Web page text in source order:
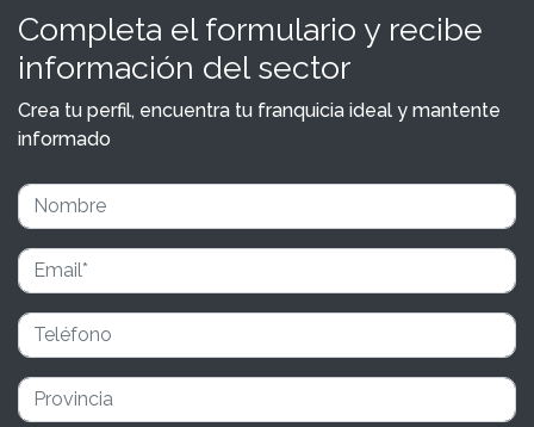
Completa el formulario y recibe
información del sector
Crea tu perfil, encuentra tu franquicia ideal y mantente
informado